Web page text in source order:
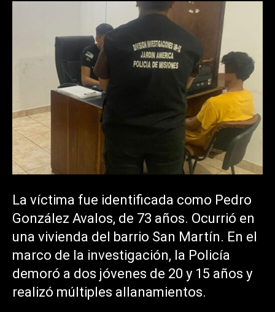
La víctima fue identificada como Pedro
González Avalos, de 73 años. Ocurrió en
una vivienda del barrio San Martín. En el
marco de la investigación, la Policía
demoró a dos jóvenes de 20 y 15 años y
realizó múltiples allanamientos.